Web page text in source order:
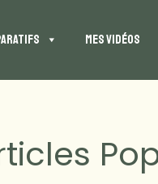
MES VIDÉOS